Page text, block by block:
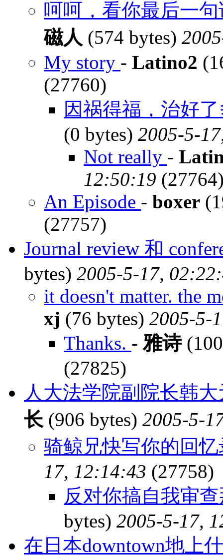
呵呵，看你最后一
磁人 (574 bytes)
My story - Latino2
(27760)
因祸得福，治好
(0 bytes) 2005-5-
Not really -
12:50:19
An Episode - boxer
(27757)
Journal review 和
bytes) 2005-5-17,
it doesn't matter. the
xj (76 bytes) 2005-5-
Thanks. -雅诗
(27825)
人大法学院副院长韩
长 (906 bytes) 2005-5-
骑鲸兄快写你的回
17, 12:14:43 (27758)
反对你搞自我审
bytes) 2005-5-17,
在日本downtown地上